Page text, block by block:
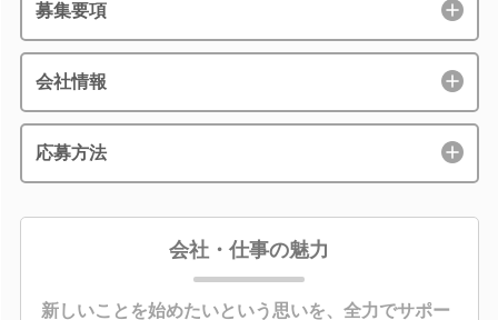
募集要項
会社情報
応募方法
会社・仕事の魅力
新しいことを始めたいという思いを、全力でサポー